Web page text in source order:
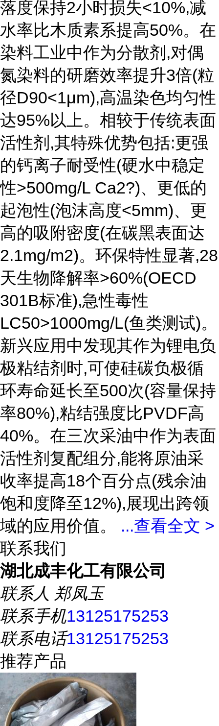
落度保持2小时损失<10%,减
水率比木质素系提高50%。在
染料工业中作为分散剂,对偶
氮染料的研磨效率提升3倍(粒
径D90<1μm),高温染色均匀性
达95%以上。相较于传统表面
活性剂,其特殊优势包括:更强
的钙离子耐受性(硬水中稳定
性>500mg/L Ca2?)、更低的
起泡性(泡沫高度<5mm)、更
高的吸附密度(在碳黑表面达
2.1mg/m2)。环保特性显著,28
天生物降解率>60%(OECD
301B标准),急性毒性
LC50>1000mg/L(鱼类测试)。
新兴应用中发现其作为锂电负
极粘结剂时,可使硅碳负极循
环寿命延长至500次(容量保持
率80%),粘结强度比PVDF高
40%。在三次采油中作为表面
活性剂复配组分,能将原油采
收率提高18个百分点(残余油
饱和度降至12%),展现出跨领
域的应用价值。 ...查看全文 >
联系我们
湖北成丰化工有限公司
联系人 郑凤玉
联系手机13125175253
联系电话13125175253
推荐产品